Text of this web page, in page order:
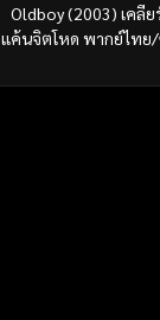
Oldboy (2003) เคลี
แค้นจิตโหด พากย์ไทย